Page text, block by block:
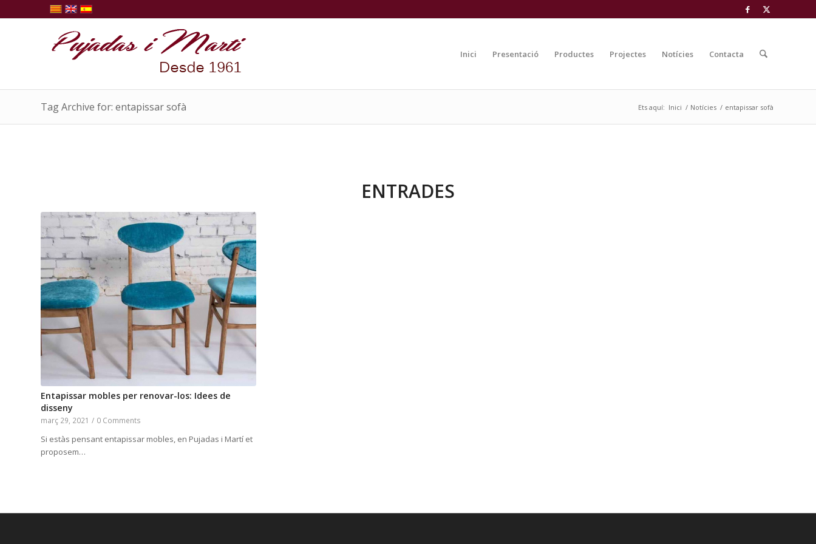
Inici Presentació Productes Projectes Notícies Contacta
Tag Archive for: entapissar sofà Ets aquí: Inici / Notícies / entapissar sofà
ENTRADES
Entapissar mobles per renovar-los: Idees de
disseny
març 29, 2021 / 0 Comments
Si estàs pensant entapissar mobles, en Pujadas i Martí et
proposem…